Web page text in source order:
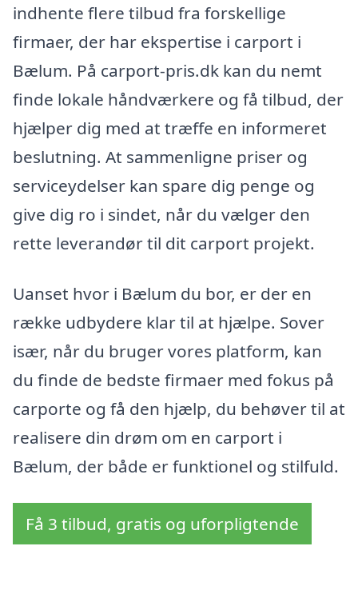
indhente flere tilbud fra forskellige
firmaer, der har ekspertise i carport i
Bælum. På carport-pris.dk kan du nemt
finde lokale håndværkere og få tilbud, der
hjælper dig med at træffe en informeret
beslutning. At sammenligne priser og
serviceydelser kan spare dig penge og
give dig ro i sindet, når du vælger den
rette leverandør til dit carport projekt.
Uanset hvor i Bælum du bor, er der en
række udbydere klar til at hjælpe. Sover
især, når du bruger vores platform, kan
du finde de bedste firmaer med fokus på
carporte og få den hjælp, du behøver til at
realisere din drøm om en carport i
Bælum, der både er funktionel og stilfuld.
Få 3 tilbud, gratis og uforpligtende